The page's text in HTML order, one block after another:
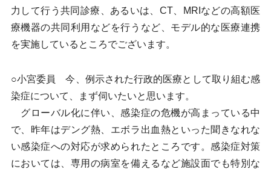
力して行う共同診療、あるいは、CT、MRIなどの高額医
療機器の共同利用などを行うなど、モデル的な医療連携
を実施しているところでございます。
○小宮委員 今、例示された行政的医療として取り組む感
染症について、まず伺いたいと思います。
グローバル化に伴い、感染症の危機が高まっている中
で、昨年はデング熱、エボラ出血熱といった聞きなれな
い感染症への対応が求められたところです。感染症対策
においては、専用の病室を備えるなど施設面でも特別な